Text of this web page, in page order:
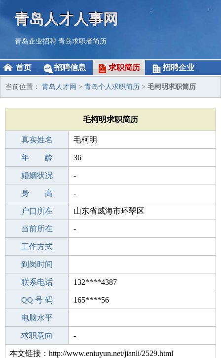
青岛人才人事网
青岛企业招聘 青岛求职者简历
首页 招聘信息 求职简历 招聘企业
当前位置： 青岛人才网 > 青岛个人求职简历 > 毛柯明求职简历
毛柯明求职简历
真实姓名 毛柯明
性 别 男
年 龄 36
出生年月 1990-04-27
婚姻状况 -
学 历 中学
身 高 -
毕业学校 中学
户口所在 山东省威海市环翠区
所学专业 -
当前所在 -
工作经验
工作方式
驾 照
到岗时间
期望月薪
联系电话 132****4387
手机号码 132****4387
QQ 号 码 165****56
微信号码
电脑水平
外语水平
求职意向 -
本文链接：http://www.eniuyun.net/jianli/2529.html